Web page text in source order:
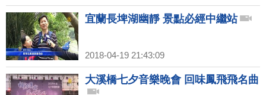
宜蘭長埤湖幽靜 景點必經中繼站
2018-04-19 21:43:09
大溪橋七夕音樂晚會 回味鳳飛飛名曲